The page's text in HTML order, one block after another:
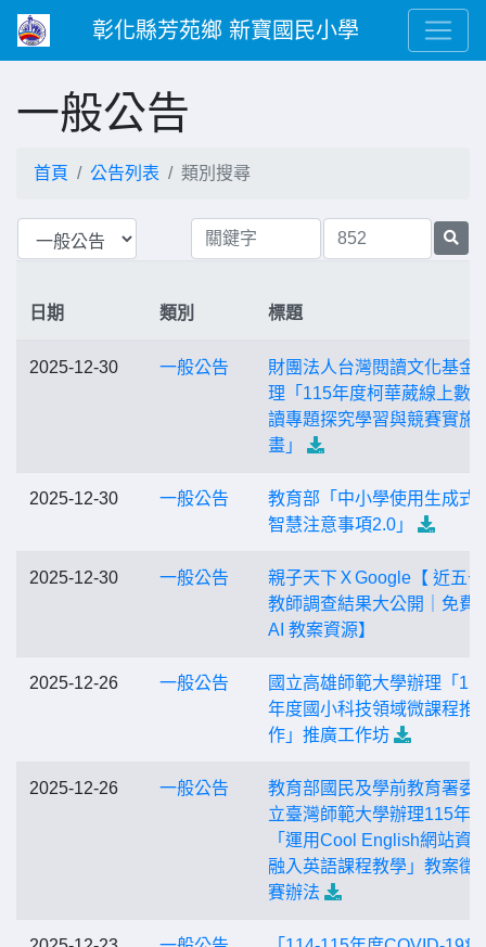
彰化縣芳苑鄉 新寶國民小學
一般公告
首頁 公告列表 類別搜尋
日期 類別 標題
2025-12-30 一般公告
財團法人台灣閱讀文化基金
理「115年度柯華葳線上數
讀專題探究學習與競賽實施
畫」
2025-12-30 一般公告
教育部「中小學使用生成式
智慧注意事項2.0」
2025-12-30 一般公告
親子天下ＸGoogle【 近五
教師調查結果大公開｜免費
AI 教案資源】
2025-12-26 一般公告
國立高雄師範大學辦理「
年度國小科技領域微課程推
作」推廣工作坊
2025-12-26 一般公告
教育部國民及學前教育署委
立臺灣師範大學辦理115年
「運用Cool English網站資
融入英語課程教學」教案徵
賽辦法